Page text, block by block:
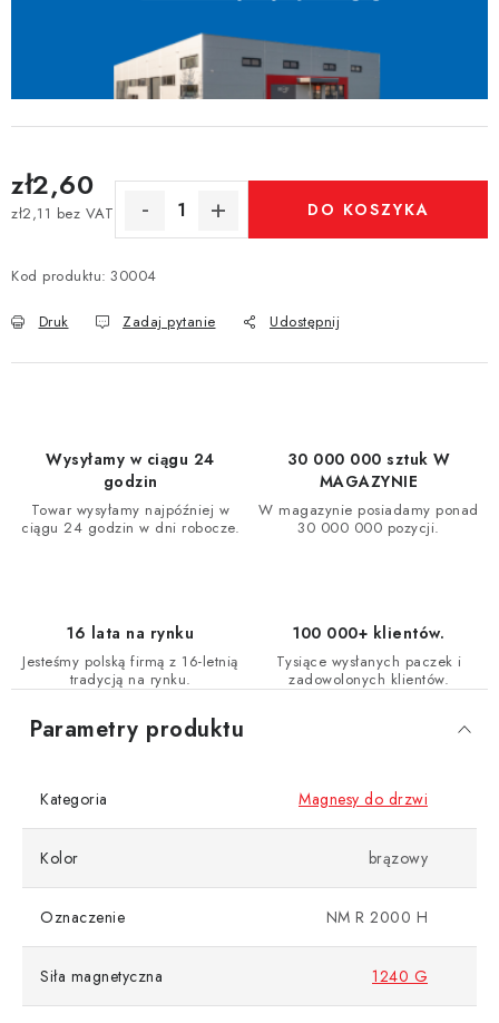
zł2,60
zł2,11 bez VAT
Cena jednostkowa:
DO KOSZYKA
Kod produktu: 30004
Druk Zadaj pytanie Udostępnij
Wysyłamy w ciągu 24
godzin
Towar wysyłamy najpóźniej w
ciągu 24 godzin w dni robocze.
30 000 000 sztuk W
MAGAZYNIE
W magazynie posiadamy ponad
30 000 000 pozycji.
16 lata na rynku
Jesteśmy polską firmą z 16-letnią
tradycją na rynku.
100 000+ klientów.
Tysiące wysłanych paczek i
zadowolonych klientów.
Parametry produktu
Kategoria Magnesy do drzwi
Kolor brązowy
Oznaczenie NM R 2000 H
Siła magnetyczna 1240 G